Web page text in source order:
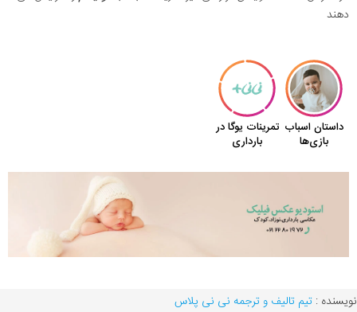
دهند
نویسنده : تیم تالیف و ترجمه نی نی پلاس